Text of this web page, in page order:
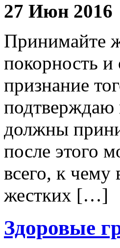
27 Июн 2016
Принимайте
покорность и
признание
подтверждаю
должны
после этого
всего, к
жестких […]
Здоровые